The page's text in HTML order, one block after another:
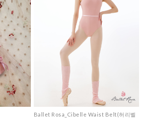
Ballet Rosa_Cibelle Waist Belt(허리벨